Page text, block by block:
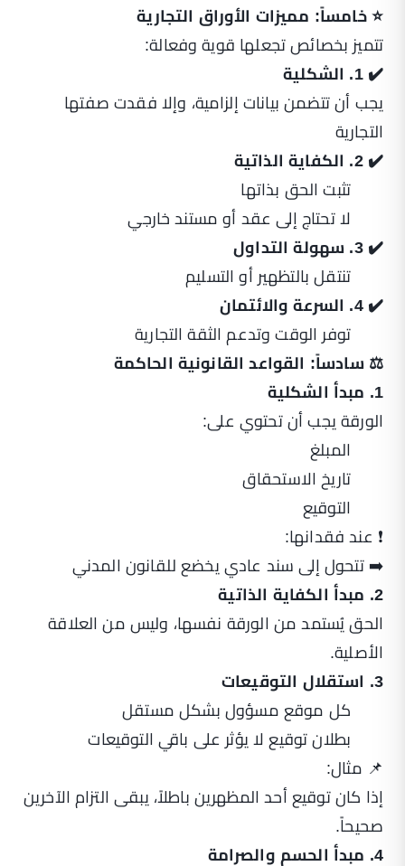
⭐ خامساً: مميزات الأوراق التجارية
تتميز بخصائص تجعلها قوية وفعالة:
✔️ 1. الشكلية
يجب أن تتضمن بيانات إلزامية، وإلا فقدت صفتها
التجارية
✔️ 2. الكفاية الذاتية
تثبت الحق بذاتها
لا تحتاج إلى عقد أو مستند خارجي
✔️ 3. سهولة التداول
تنتقل بالتظهير أو التسليم
✔️ 4. السرعة والائتمان
توفر الوقت وتدعم الثقة التجارية
⚖️ سادساً: القواعد القانونية الحاكمة
1. مبدأ الشكلية
الورقة يجب أن تحتوي على:
المبلغ
تاريخ الاستحقاق
التوقيع
❗ عند فقدانها:
➡️ تتحول إلى سند عادي يخضع للقانون المدني
2. مبدأ الكفاية الذاتية
الحق يُستمد من الورقة نفسها، وليس من العلاقة
الأصلية.
3. استقلال التوقيعات
كل موقع مسؤول بشكل مستقل
بطلان توقيع لا يؤثر على باقي التوقيعات
📌 مثال:
إذا كان توقيع أحد المظهرين باطلاً، يبقى التزام الآخرين
صحيحاً.
4. مبدأ الحسم والصرامة